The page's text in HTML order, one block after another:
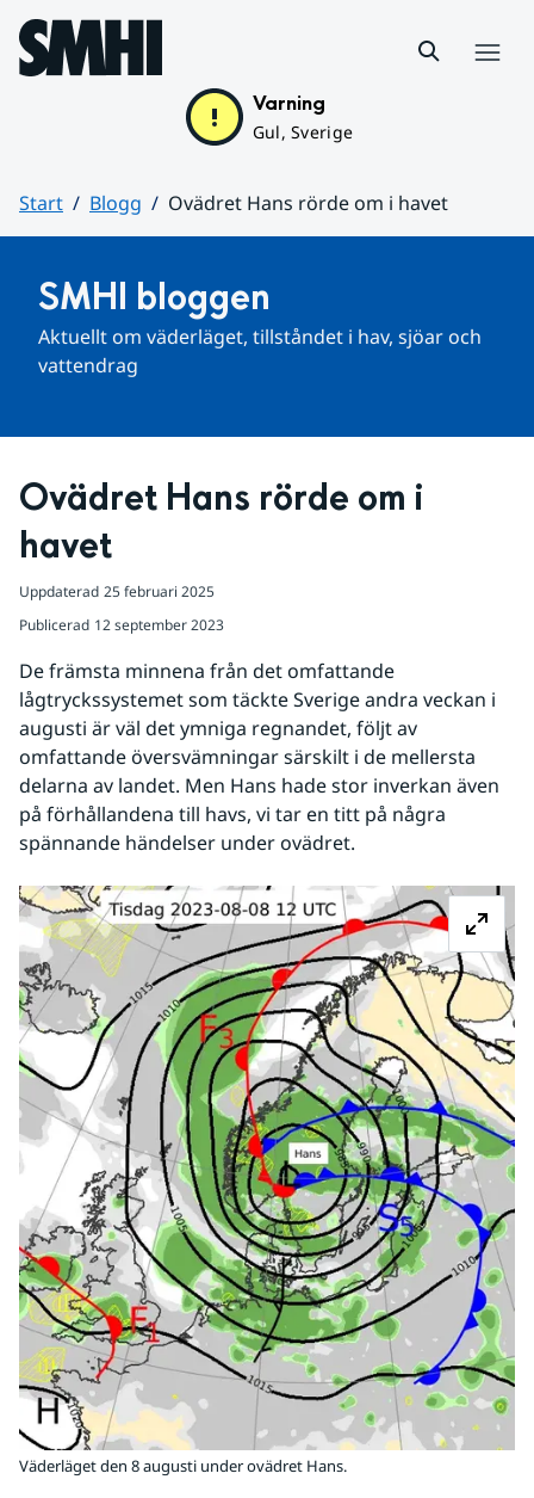
Hoppa till sidans innehåll
Varning
Gul, Sverige
Start Blogg
Ovädret Hans rörde om i havet
SMHI bloggen
Aktuellt om väderläget, tillståndet i hav, sjöar och
vattendrag
Ovädret Hans rörde om i
havet
Uppdaterad 25 februari 2025
Publicerad 12 september 2023
De främsta minnena från det omfattande
lågtryckssystemet som täckte Sverige andra veckan i
augusti är väl det ymniga regnandet, följt av
omfattande översvämningar särskilt i de mellersta
delarna av landet. Men Hans hade stor inverkan även
på förhållandena till havs, vi tar en titt på några
spännande händelser under ovädret.
Väderläget den 8 augusti under ovädret Hans.